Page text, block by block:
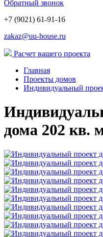
Обратный звонок
+7 (9021) 61-91-16
zakaz@uu-house.ru
Расчет вашего проекта
Главная
Проекты домов
Индивидуальный
дома 202 кв.